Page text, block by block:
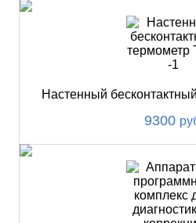
Настенный
9300